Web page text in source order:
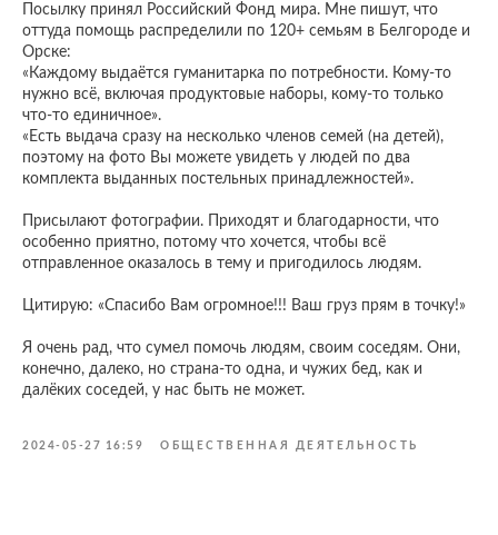
Посылку принял Российский Фонд мира. Мне пишут, что
оттуда помощь распределили по 120+ семьям в Белгороде и
Орске:
«Каждому выдаётся гуманитарка по потребности. Кому-то
нужно всё, включая продуктовые наборы, кому-то только
что-то единичное».
«Есть выдача сразу на несколько членов семей (на детей),
поэтому на фото Вы можете увидеть у людей по два
комплекта выданных постельных принадлежностей».
Присылают фотографии. Приходят и благодарности, что
особенно приятно, потому что хочется, чтобы всё
отправленное оказалось в тему и пригодилось людям.
Цитирую: «Спасибо Вам огромное!!! Ваш груз прям в точку!»
Я очень рад, что сумел помочь людям, своим соседям. Они,
конечно, далеко, но страна-то одна, и чужих бед, как и
далёких соседей, у нас быть не может.
2024-05-27 16:59 ОБЩЕСТВЕННАЯ ДЕЯТЕЛЬНОСТЬ